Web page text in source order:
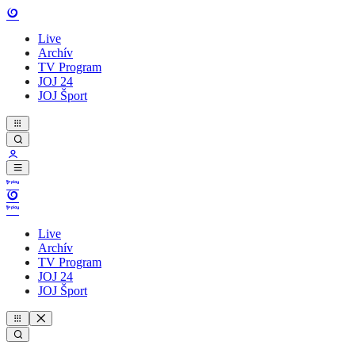
Live
Archív
TV Program
JOJ 24
JOJ Šport
Live
Archív
TV Program
JOJ 24
JOJ Šport